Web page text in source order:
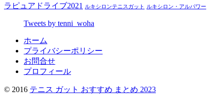
ラピュアドライブ2021 ルキシロンテニスガット ルキシロン・アルパワー
Tweets by tenni_woha
ホーム
プライバシーポリシー
お問合せ
プロフィール
© 2016 テニス ガット おすすめ まとめ 2023